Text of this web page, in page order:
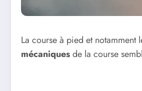
La course à pied et notamment
mécaniquesde la course